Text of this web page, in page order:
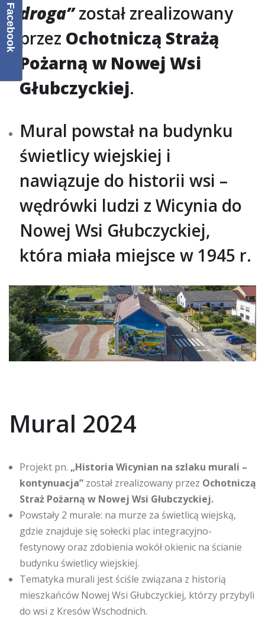
droga”został zrealizowany
przez Ochotniczą Strażą
Pożarną w Nowej Wsi
Głubczyckiej.
Mural powstał na budynku
świetlicy wiejskiej i
nawiązuje do historii wsi –
wędrówki ludzi z Wicynia do
Nowej Wsi Głubczyckiej,
która miała miejsce w 1945 r.
Mural 2024
Projekt pn. „Historia Wicynian na szlaku murali –
kontynuacja” został zrealizowany przez Ochotniczą
Straż Pożarną w Nowej Wsi Głubczyckiej.
Powstały 2 murale: na murze za świetlicą wiejską,
gdzie znajduje się sołecki plac integracyjno-
festynowy oraz zdobienia wokół okienic na ścianie
budynku świetlicy wiejskiej.
Tematyka murali jest ściśle związana z historią
mieszkańców Nowej Wsi Głubczyckiej, którzy przybyli
do wsi z Kresów Wschodnich.
Facebook